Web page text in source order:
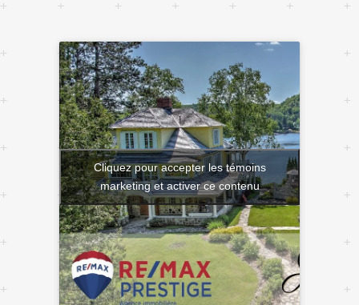
Cliquez pour accepter les témoins
marketing et activer ce contenu